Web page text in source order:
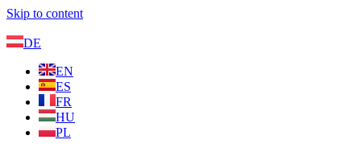
Skip to content
DE
EN
ES
FR
HU
PL